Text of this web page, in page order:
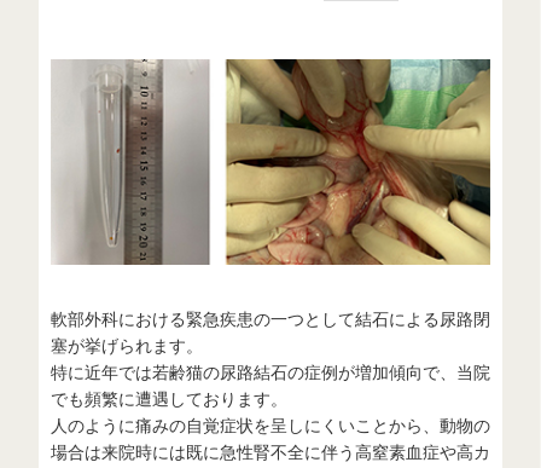
軟部外科における緊急疾患の一つとして結石による尿路閉
塞が挙げられます。
特に近年では若齢猫の尿路結石の症例が増加傾向で、当院
でも頻繁に遭遇しております。
人のように痛みの自覚症状を呈しにくいことから、動物の
場合は来院時には既に急性腎不全に伴う高窒素血症や高カ